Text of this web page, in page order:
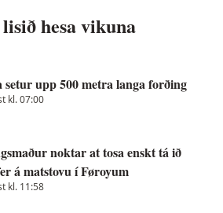
hesa vikuna
setur upp 500 metra langa forðing
kl. 07:00
noktar at tosa enskt tá ið
á matstovu í Føroyum
kl. 11:58